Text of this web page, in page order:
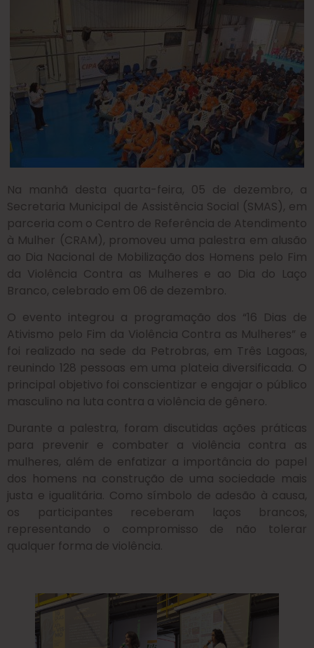
Na manhã desta quarta-feira, 05 de dezembro, a
Secretaria Municipal de Assistência Social (SMAS), em
parceria com o Centro de Referência de Atendimento
à Mulher (CRAM), promoveu uma palestra em alusão
ao Dia Nacional de Mobilização dos Homens pelo Fim
da Violência Contra as Mulheres e ao Dia do Laço
Branco, celebrado em 06 de dezembro.
O evento integrou a programação dos “16 Dias de
Ativismo pelo Fim da Violência Contra as Mulheres” e
foi realizado na sede da Petrobras, em Três Lagoas,
reunindo 128 pessoas em uma plateia diversificada. O
principal objetivo foi conscientizar e engajar o público
masculino na luta contra a violência de gênero.
Durante a palestra, foram discutidas ações práticas
para prevenir e combater a violência contra as
mulheres, além de enfatizar a importância do papel
dos homens na construção de uma sociedade mais
justa e igualitária. Como símbolo de adesão à causa,
os participantes receberam laços brancos,
representando o compromisso de não tolerar
qualquer forma de violência.